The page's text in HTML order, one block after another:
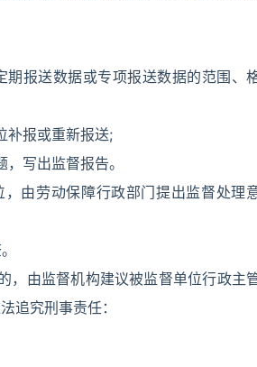
报送数据或专项报送数据的范围、
补报或重新报送;
写出监督报告。
由劳动保障行政部门提出监督处理
，由监督机构建议被监督单位行政主
追究刑事责任：